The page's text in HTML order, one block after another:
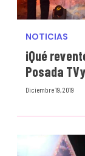
NOTICIAS
¡Qué
Posada
Diciembre 19, 2019